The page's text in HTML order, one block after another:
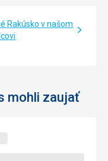
Rakúsko v našom
mohli zaujať